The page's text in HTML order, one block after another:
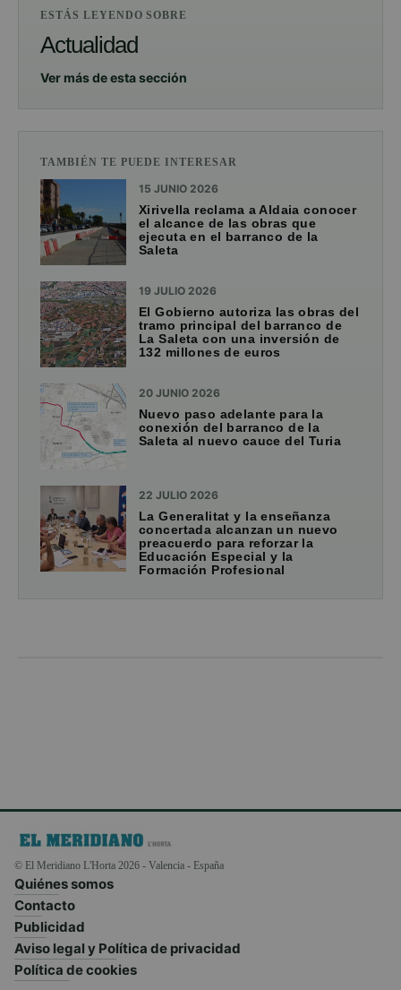
ESTÁS LEYENDO SOBRE
Actualidad
Ver más de esta sección
TAMBIÉN TE PUEDE INTERESAR
15 JUNIO 2026
Xirivella reclama a Aldaia conocer
el alcance de las obras que
ejecuta en el barranco de la
Saleta
19 JULIO 2026
El Gobierno autoriza las obras del
tramo principal del barranco de
La Saleta con una inversión de
132 millones de euros
20 JUNIO 2026
Nuevo paso adelante para la
conexión del barranco de la
Saleta al nuevo cauce del Turia
22 JULIO 2026
La Generalitat y la enseñanza
concertada alcanzan un nuevo
preacuerdo para reforzar la
Educación Especial y la
Formación Profesional
© El Meridiano L'Horta 2026 - Valencia - España
Quiénes somos
Contacto
Publicidad
Aviso legal y Política de privacidad
Política de cookies